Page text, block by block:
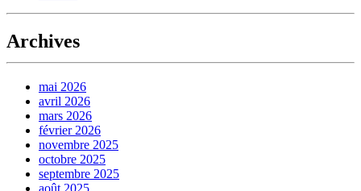
Archives
mai 2026
avril 2026
mars 2026
février 2026
novembre 2025
octobre 2025
septembre 2025
août 2025